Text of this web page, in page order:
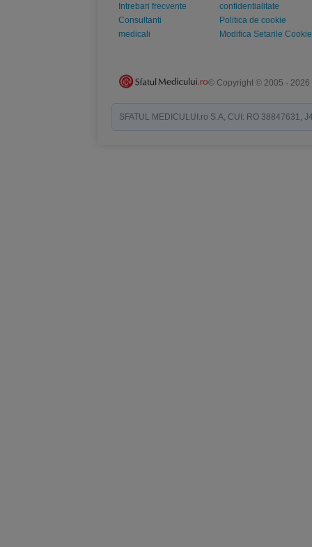
Intrebari frecvente
Consultanti
medicali
confidentialitate
Politica de cookie
Modifica Setarile Cookie
© Copyright © 2005 - 2026
SFATUL MEDICULUI.ro S.A, CUI: RO 38847631,